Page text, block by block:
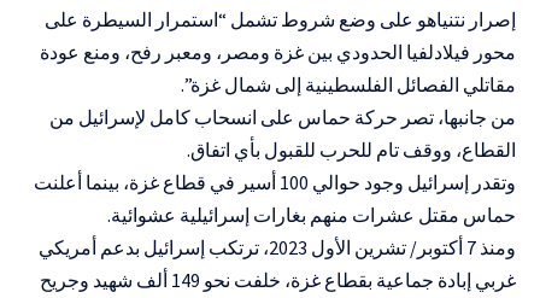
إصرار نتنياهو على وضع شروط تشمل “استمرار السيطرة على
محور فيلادلفيا الحدودي بين غزة ومصر، ومعبر رفح، ومنع عودة
مقاتلي الفصائل الفلسطينية إلى شمال غزة”.
من جانبها، تصر حركة حماس على انسحاب كامل لإسرائيل من
القطاع، ووقف تام للحرب للقبول بأي اتفاق.
وتقدر إسرائيل وجود حوالي 100 أسير في قطاع غزة، بينما أعلنت
حماس مقتل عشرات منهم بغارات إسرائيلية عشوائية.
ومنذ 7 أكتوبر/ تشرين الأول 2023، ترتكب إسرائيل بدعم أمريكي
غربي إبادة جماعية بقطاع غزة، خلفت نحو 149 ألف شهيد وجريح